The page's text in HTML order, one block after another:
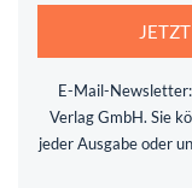
E-Mail-
Verlag GmbH. Sie
jeder Ausgabe oder